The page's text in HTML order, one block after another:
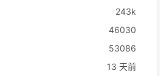
243k
46030
53086
13 天前